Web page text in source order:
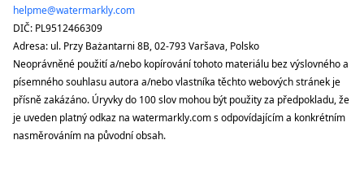
helpme@watermarkly.com
DIČ: PL9512466309
Adresa: ul. Przy Bażantarni 8B, 02-793 Varšava, Polsko
Neoprávněné použití a/nebo kopírování tohoto materiálu bez výslovného a
písemného souhlasu autora a/nebo vlastníka těchto webových stránek je
přísně zakázáno. Úryvky do 100 slov mohou být použity za předpokladu, že
je uveden platný odkaz na watermarkly.com s odpovídajícím a konkrétním
nasměrováním na původní obsah.